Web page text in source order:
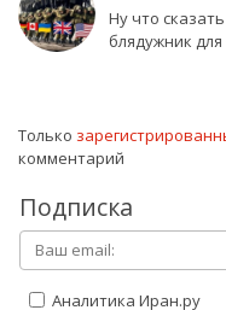
Ну что
блядужник
Только
комментарий
Подписка
Аналитика Иран.ру